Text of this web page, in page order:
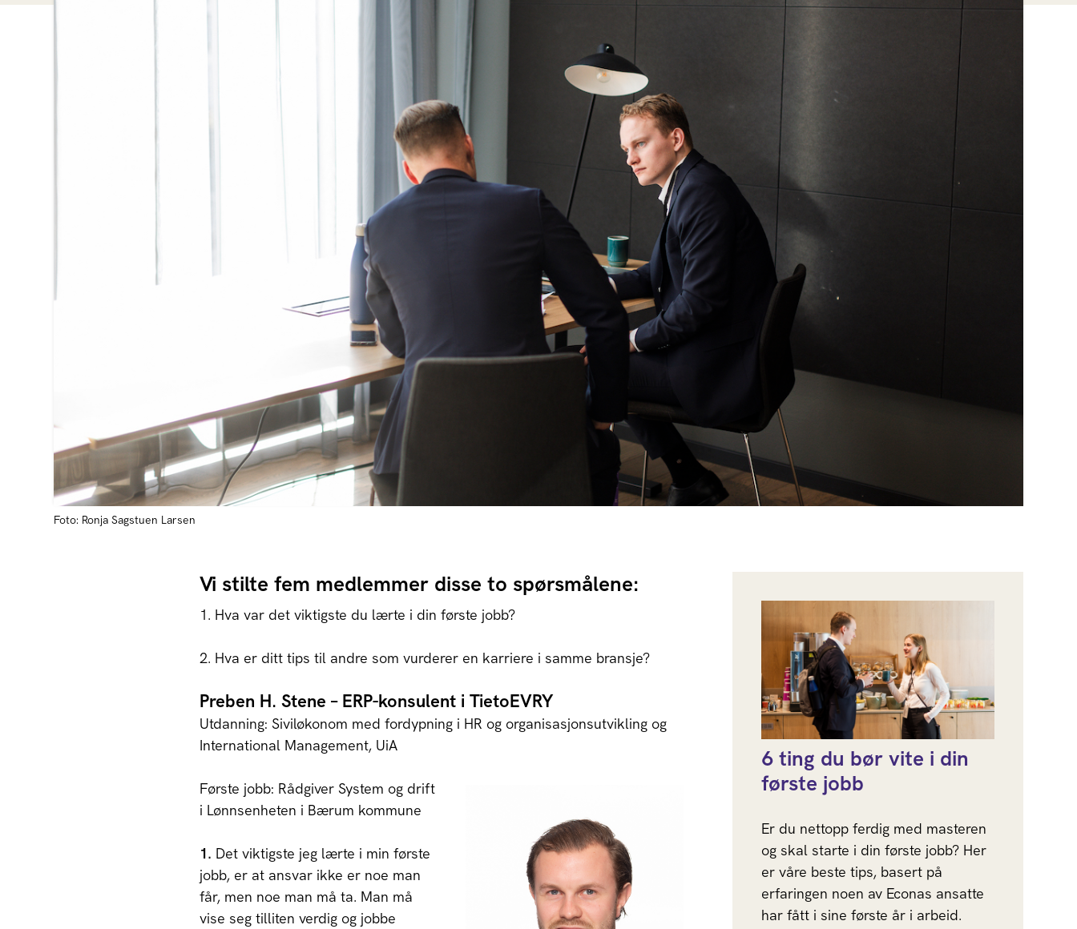
Foto: Ronja Sagstuen Larsen
Vi stilte fem medlemmer disse to spørsmålene:
1. Hva var det viktigste du lærte i din første jobb?
2. Hva er ditt tips til andre som vurderer en karriere i samme bransje?
Preben H. Stene – ERP-konsulent i TietoEVRY
Utdanning: Siviløkonom med fordypning i HR og organisasjonsutvikling og
International Management, UiA
Første jobb: Rådgiver System og drift
i Lønnsenheten i Bærum kommune
1. Det viktigste jeg lærte i min første
jobb, er at ansvar ikke er noe man
får, men noe man må ta. Man må
vise seg tilliten verdig og jobbe
6 ting du bør vite i din
første jobb
Er du nettopp ferdig med masteren
og skal starte i din første jobb? Her
er våre beste tips, basert på
erfaringen noen av Econas ansatte
har fått i sine første år i arbeid.